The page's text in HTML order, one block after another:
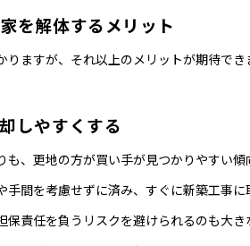
を解体するメリット
りますが、それ以上のメリットが期待でき
しやすくする
も、更地の方が買い手が見つかりやすい傾
手間を考慮せずに済み、すぐに新築工事に
保責任を負うリスクを避けられるのも大き